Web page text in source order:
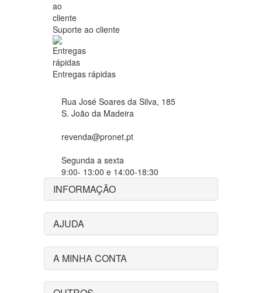
Suporte ao cliente
Entregas rápidas
Rua José Soares da Silva, 185
S. João da Madeira
revenda@pronet.pt
Segunda a sexta
9:00- 13:00 e 14:00-18:30
INFORMAÇÃO
AJUDA
A MINHA CONTA